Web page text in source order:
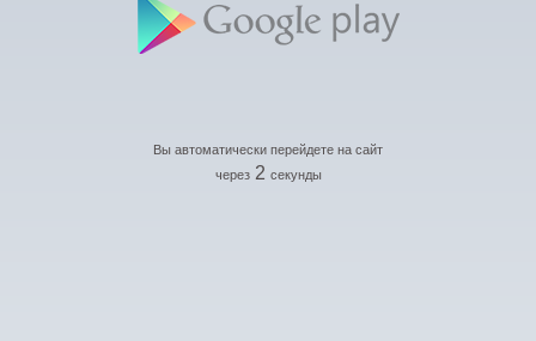
Вы автоматически перейдете на сайт
через 2 секунды